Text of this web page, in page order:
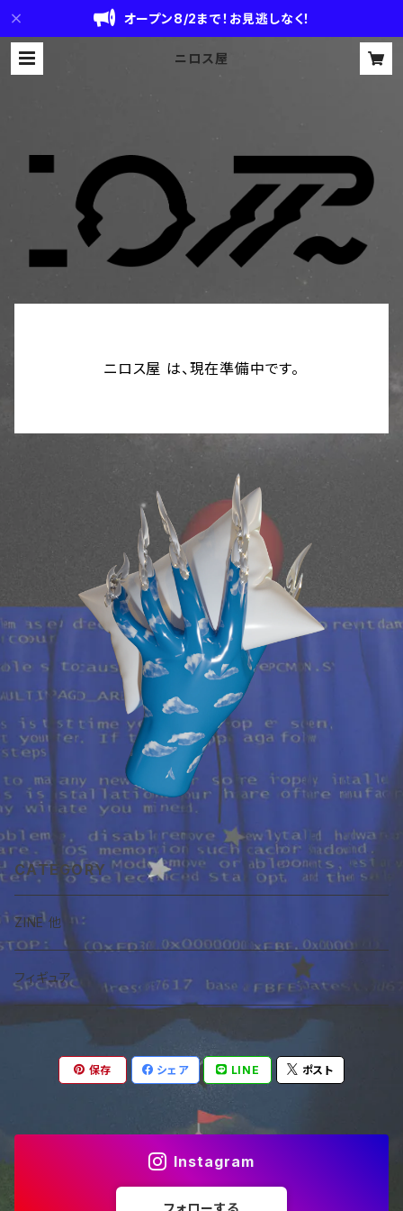
オープン8/2まで！お見逃しなく！
ニロス屋
ニロス屋 は、現在準備中です。
CATEGORY
ZINE 他
フィギュア
保存 シェア LINE ポスト
Instagram